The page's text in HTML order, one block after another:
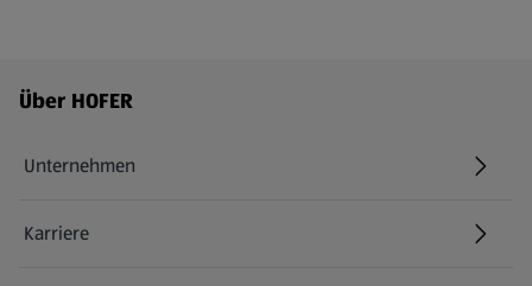
Fußzeilenmenü - weitere Links
Über HOFER
Unternehmen
Karriere
(öffnet in einem neuen Tab)